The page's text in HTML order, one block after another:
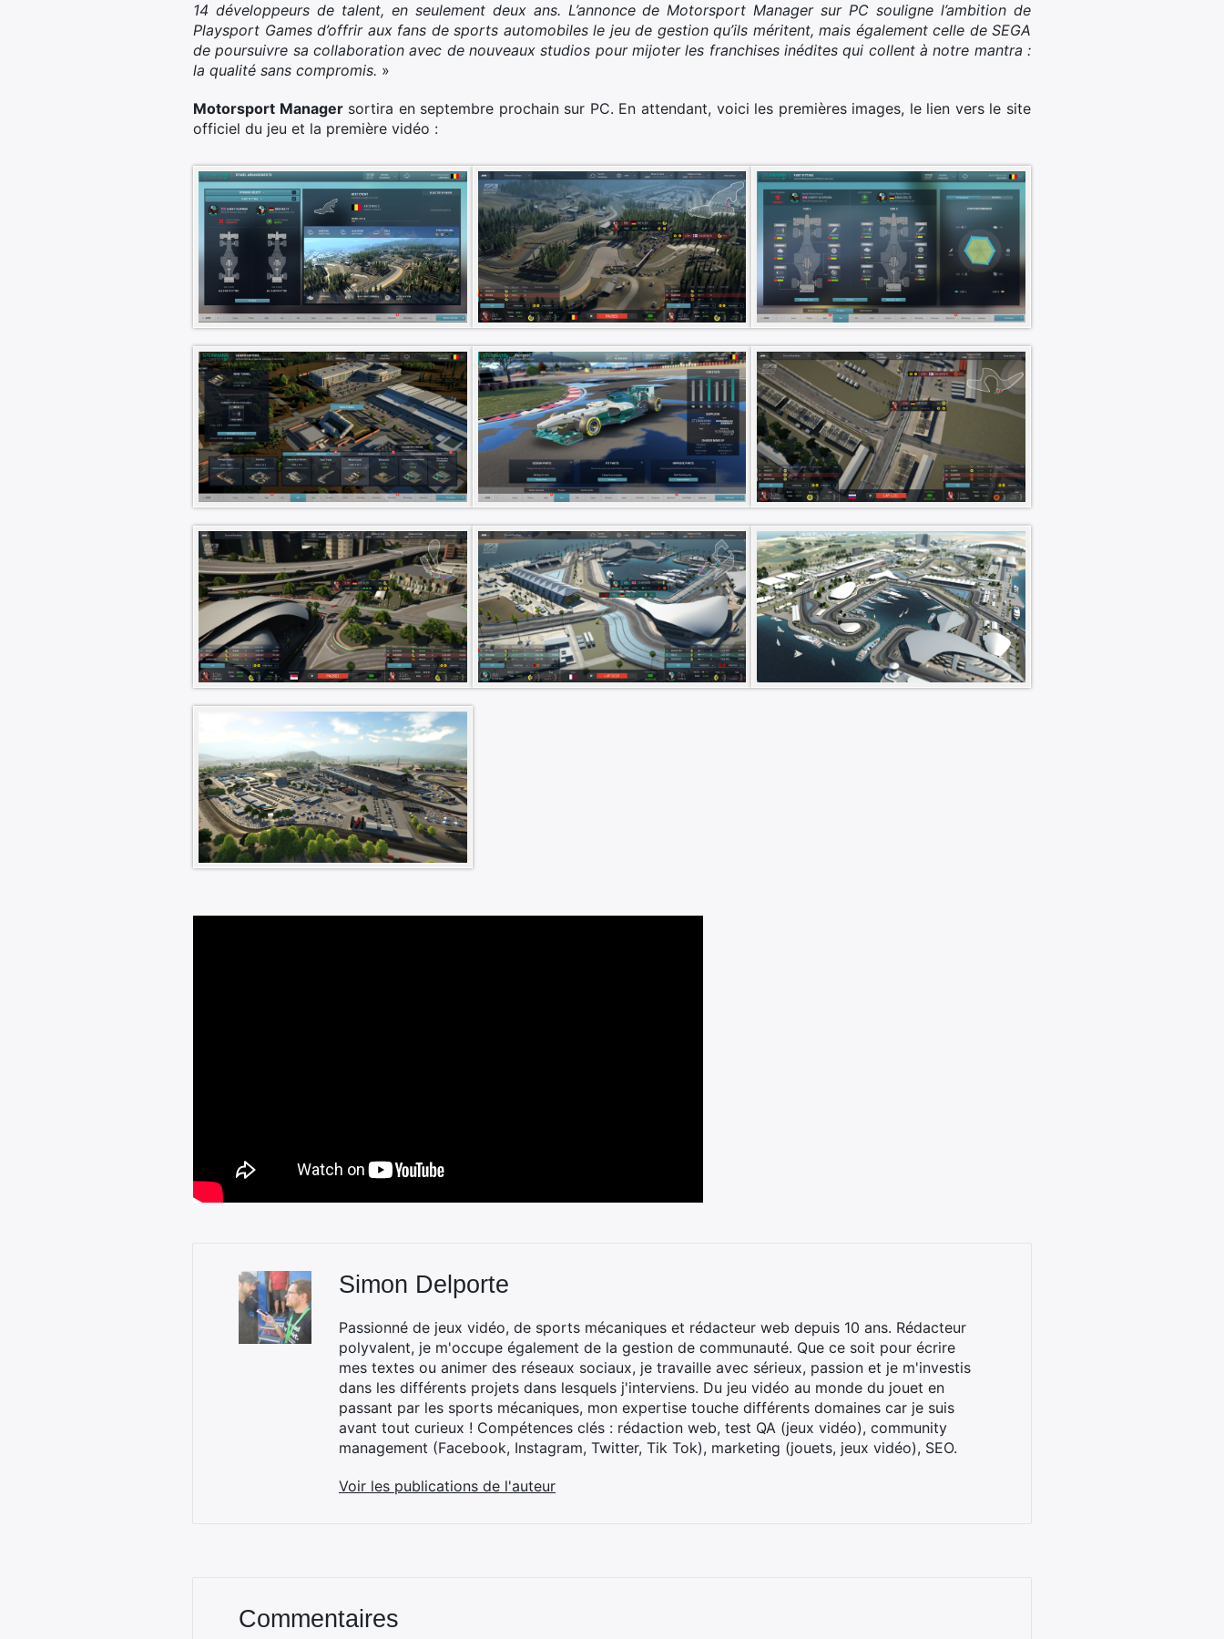
14 développeurs de talent, en seulement deux ans. L’annonce de Motorsport Manager sur PC souligne l’ambition de
Playsport Games d’offrir aux fans de sports automobiles le jeu de gestion qu’ils méritent, mais également celle de SEGA
de poursuivre sa collaboration avec de nouveaux studios pour mijoter les franchises inédites qui collent à notre mantra :
la qualité sans compromis. »
Motorsport Managersortira en septembre prochain sur PC. En attendant, voici les premières images, le lien vers le site
officiel du jeu et la première vidéo :
Simon Delporte
Passionné de jeux vidéo, de sports mécaniques et rédacteur web depuis 10 ans. Rédacteur
polyvalent, je m'occupe également de la gestion de communauté. Que ce soit pour écrire
mes textes ou animer des réseaux sociaux, je travaille avec sérieux, passion et je m'investis
dans les différents projets dans lesquels j'interviens. Du jeu vidéo au monde du jouet en
passant par les sports mécaniques, mon expertise touche différents domaines car je suis
avant tout curieux ! Compétences clés : rédaction web, test QA (jeux vidéo), community
management (Facebook, Instagram, Twitter, Tik Tok), marketing (jouets, jeux vidéo), SEO.
Voir les publications de l'auteur
Commentaires